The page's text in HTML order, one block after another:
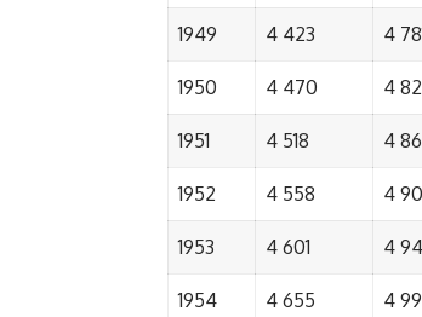
1949 4 423 4
1950 4 470 4
1951 4 518 4
1952 4 558 4
1953 4 601 4
1954 4 655 4